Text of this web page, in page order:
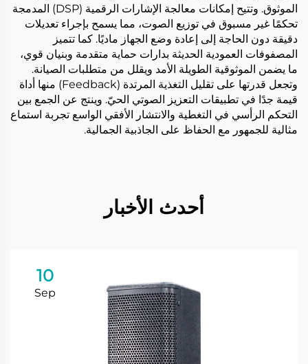
الموثوق. وتتيح إمكانات معالجة الإشارات الرقمية (DSP) المدمجة
تحكمًا غير مسبوق في توزيع الصوت، مما يسمح بإجراء تعديلات
دقيقة دون الحاجة إلى إعادة وضع الجهاز ماديًا. كما تتميز
المصفوفات العمودية الحديثة بدارات حماية متقدمة وبنيان قوي،
ما يضمن الموثوقية الطويلة الأمد ويقلل من متطلبات الصيانة.
وتجعل قدرتها على تقليل التغذية المرتدة (Feedback) منها أداة
قيمة جدًا في تطبيقات التعزيز الصوتي الحيّ. وينتج عن الجمع بين
التحكم الرأسي في التغطية والانتشار الأفقي الواسع تجربة استماع
مثالية للجمهور مع الحفاظ على الجاذبية الجمالية.
أحدث الأخبار
10
Sep